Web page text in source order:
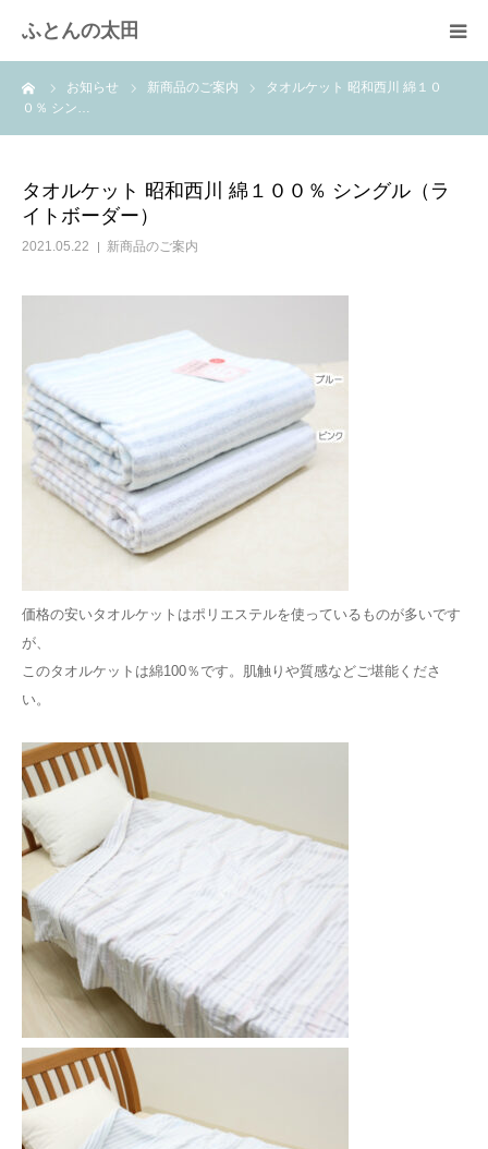
ふとんの太田
お知らせ 新商品のご案内
タオルケット 昭和西川 綿１０
０％ シン…
タオルケット 昭和西川 綿１００％ シングル（ラ
イトボーダー）
2021.05.22 新商品のご案内
価格の安いタオルケットはポリエステルを使っているものが多いです
が、
このタオルケットは綿100％です。肌触りや質感などご堪能くださ
い。
羽毛布団のリフォーム
取扱商品
会社概要